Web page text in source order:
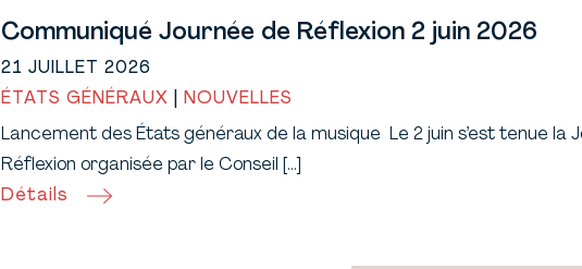
Communiqué Journée de Réflexion 2 juin 2026
21 JUILLET 2026
ÉTATS GÉNÉRAUX
NOUVELLES
Lancement des États généraux de la musique Le 2 juin s’est tenue la
Réflexion organisée par le Conseil […]
Détails